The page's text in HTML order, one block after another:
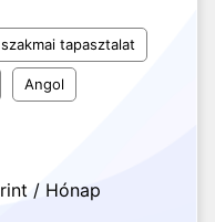
tapasztalat
Angol
/ Hónap